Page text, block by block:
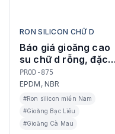
RON SILICON CHỮ D
Báo giá gioăng cao
su chữ d rỗng, đặc
chịu nhiệt ở Cần Thơ
PROD-875
EPDM, NBR
#Ron silicon miền Nam
#Gioăng Bạc Liêu
#Gioăng Cà Mau